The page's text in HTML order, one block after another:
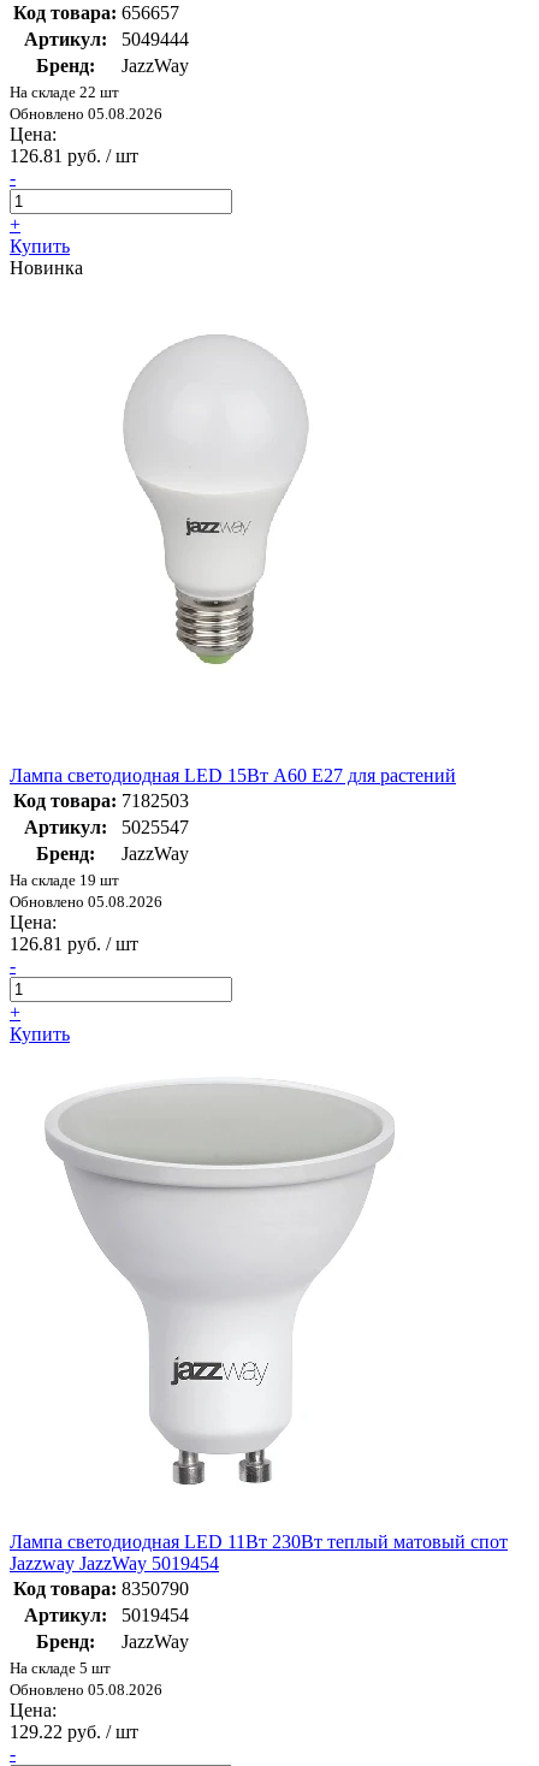
Код товара: 656657
Артикул:
5049444
Бренд:
JazzWay
На складе 22 шт
Обновлено 05.08.2026
Цена:
126.81 руб. / шт
-
+
Купить
Новинка
Лампа светодиодная LED 15Вт A60 Е27 для растений
Код товара: 7182503
Артикул:
5025547
Бренд:
JazzWay
На складе 19 шт
Обновлено 05.08.2026
Цена:
126.81 руб. / шт
-
+
Купить
Лампа светодиодная LED 11Вт 230Вт теплый матовый спот
Jazzway JazzWay 5019454
Код товара: 8350790
Артикул:
5019454
Бренд:
JazzWay
На складе 5 шт
Обновлено 05.08.2026
Цена:
129.22 руб. / шт
-